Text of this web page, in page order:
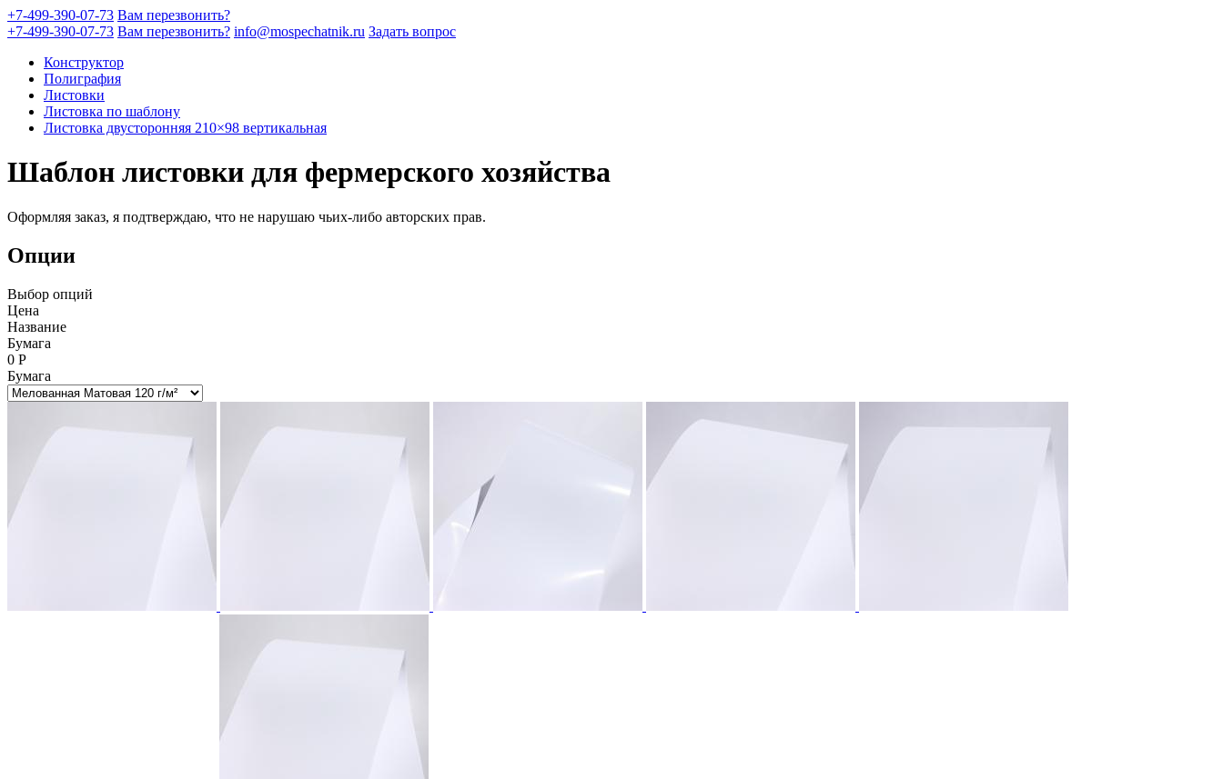
+7-499-390-07-73 Вам перезвонить?
+7-499-390-07-73 Вам перезвонить? info@mospechatnik.ru Задать вопрос
Конструктор
Полиграфия
Листовки
Листовка по шаблону
Листовка двусторонняя 210×98 вертикальная
Шаблон листовки для фермерского хозяйства
Оформляя заказ, я подтверждаю, что не нарушаю чьих-либо авторских прав.
Опции
Выбор опций
Цена
Название
Бумага
0 Р
Бумага